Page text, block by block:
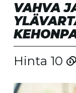
VAHVA
Hinta 10